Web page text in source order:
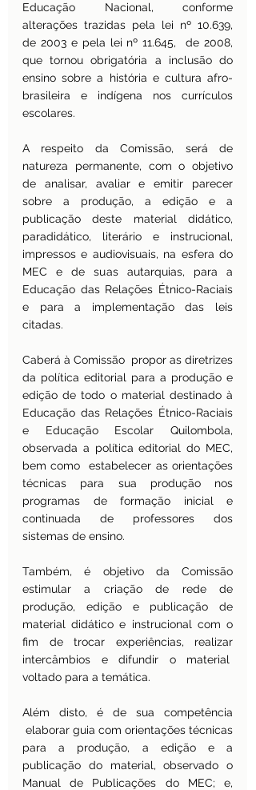
Educação Nacional, conforme
alterações trazidas pela lei nº 10.639,
de 2003 e pela lei nº 11.645,  de 2008,
que tornou obrigatória a inclusão do
ensino sobre a história e cultura afro-
brasileira e indígena nos currículos
escolares.
A respeito da Comissão, será de
natureza permanente, com o objetivo
de analisar, avaliar e emitir parecer
sobre a produção, a edição e a
publicação deste material didático,
paradidático, literário e instrucional,
impressos e audiovisuais, na esfera do
MEC e de suas autarquias, para a
Educação das Relações Étnico-Raciais
e para a implementação das leis
citadas.
Caberá à Comissão  propor as diretrizes
da política editorial para a produção e
edição de todo o material destinado à
Educação das Relações Étnico-Raciais
e Educação Escolar Quilombola,
observada a política editorial do MEC,
bem como  estabelecer as orientações
técnicas para sua produção nos
programas de formação inicial e
continuada de professores dos
sistemas de ensino.
Também, é objetivo da Comissão
estimular a criação de rede de
produção, edição e publicação de
material didático e instrucional com o
fim de trocar experiências, realizar
intercâmbios e difundir o material
voltado para a temática.
Além disto, é de sua competência
elaborar guia com orientações técnicas
para a produção, a edição e a
publicação do material, observado o
Manual de Publicações do MEC; e,